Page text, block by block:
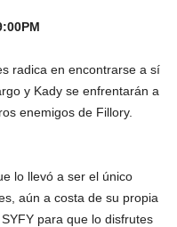
radica en encontrarse a sí
y Kady se enfrentarán a
enemigos de Fillory.
lo llevó a ser el único
aún a costa de su propia
para que lo disfrutes